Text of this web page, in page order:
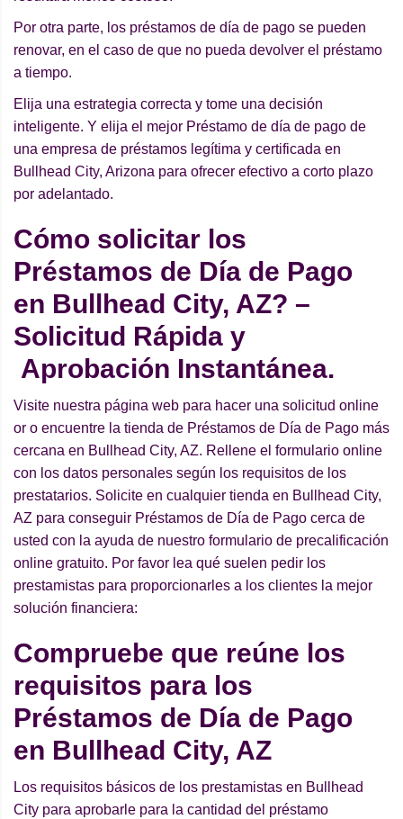
Por otra parte, los préstamos de día de pago se pueden
renovar, en el caso de que no pueda devolver el préstamo
a tiempo.
Elija una estrategia correcta y tome una decisión
inteligente. Y elija el mejor Préstamo de día de pago de
una empresa de préstamos legítima y certificada en
Bullhead City, Arizona para ofrecer efectivo a corto plazo
por adelantado.
Cómo solicitar los
Préstamos de Día de Pago
en Bullhead City, AZ? –
Solicitud Rápida y
Aprobación Instantánea.
Visite nuestra página web para hacer una solicitud online
or o encuentre la tienda de Préstamos de Día de Pago más
cercana en Bullhead City, AZ. Rellene el formulario online
con los datos personales según los requisitos de los
prestatarios. Solicite en cualquier tienda en Bullhead City,
AZ para conseguir Préstamos de Día de Pago cerca de
usted con la ayuda de nuestro formulario de precalificación
online gratuito. Por favor lea qué suelen pedir los
prestamistas para proporcionarles a los clientes la mejor
solución financiera:
Compruebe que reúne los
requisitos para los
Préstamos de Día de Pago
en Bullhead City, AZ
Los requisitos básicos de los prestamistas en Bullhead
City para aprobarle para la cantidad del préstamo